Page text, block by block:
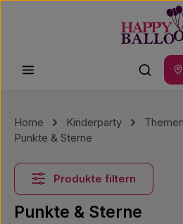
Home Kinderparty
Punkte & Sterne
Produkte filtern
Punkte & Sterne